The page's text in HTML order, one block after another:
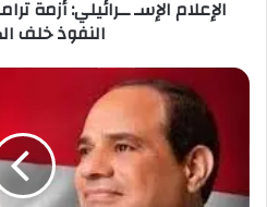
الإعلام الإسـ ــرائيلي: أزمة
النفوذ خلف